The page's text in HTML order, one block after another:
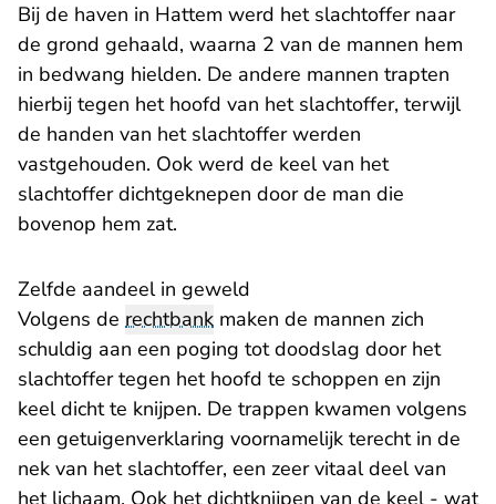
Bij de haven in Hattem werd het slachtoffer naar
de grond gehaald, waarna 2 van de mannen hem
in bedwang hielden. De andere mannen trapten
hierbij tegen het hoofd van het slachtoffer, terwijl
de handen van het slachtoffer werden
vastgehouden. Ook werd de keel van het
slachtoffer dichtgeknepen door de man die
bovenop hem zat.
Zelfde aandeel in geweld
Volgens de rechtbank maken de mannen zich
schuldig aan een poging tot doodslag door het
slachtoffer tegen het hoofd te schoppen en zijn
keel dicht te knijpen. De trappen kwamen volgens
een getuigenverklaring voornamelijk terecht in de
nek van het slachtoffer, een zeer vitaal deel van
het lichaam. Ook het dichtknijpen van de keel - wat